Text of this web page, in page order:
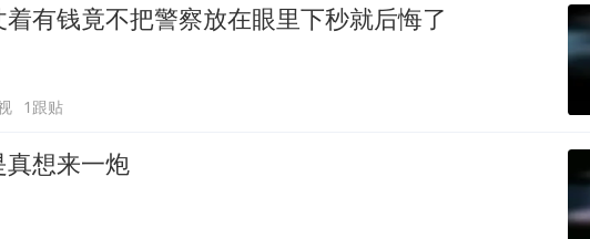
着有钱竟不把警察放在眼里下秒就后悔了
1跟贴
真想来一炮